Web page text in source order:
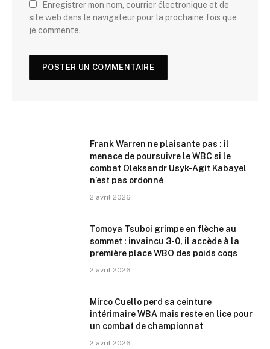
Enregistrer mon nom, courrier électronique et de
site web dans le navigateur pour la prochaine fois que
je commente.
Frank Warren ne plaisante pas : il
menace de poursuivre le WBC si le
combat Oleksandr Usyk-Agit Kabayel
n’est pas ordonné
2 avril 2026
Tomoya Tsuboi grimpe en flèche au
sommet : invaincu 3-0, il accède à la
première place WBO des poids coqs
2 avril 2026
Mirco Cuello perd sa ceinture
intérimaire WBA mais reste en lice pour
un combat de championnat
2 avril 2026